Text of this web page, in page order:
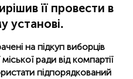
її провести в
установі.
на підкуп виборців
ради від компартії
підпорядкований